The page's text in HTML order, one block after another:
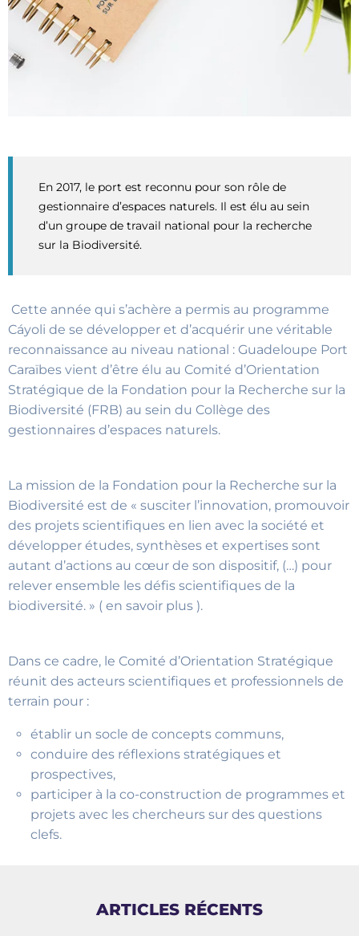
En 2017, le port est reconnu pour son rôle de
gestionnaire d’espaces naturels. Il est élu au sein
d’un groupe de travail national pour la recherche
sur la Biodiversité.
Cette année qui s’achère a permis au programme
Cáyoli de se développer et d’acquérir une véritable
reconnaissance au niveau national : Guadeloupe Port
Caraïbes vient d’être élu au Comité d’Orientation
Stratégique de la Fondation pour la Recherche sur la
Biodiversité (FRB) au sein du Collège des
gestionnaires d’espaces naturels.
La mission de la Fondation pour la Recherche sur la
Biodiversité est de « susciter l’innovation, promouvoir
des projets scientifiques en lien avec la société et
développer études, synthèses et expertises sont
autant d’actions au cœur de son dispositif, (…) pour
relever ensemble les défis scientifiques de la
biodiversité. » ( en savoir plus ).
Dans ce cadre, le Comité d’Orientation Stratégique
réunit des acteurs scientifiques et professionnels de
terrain pour :
établir un socle de concepts communs,
conduire des réflexions stratégiques et
prospectives,
participer à la co-construction de programmes et
projets avec les chercheurs sur des questions
clefs.
ARTICLES RÉCENTS